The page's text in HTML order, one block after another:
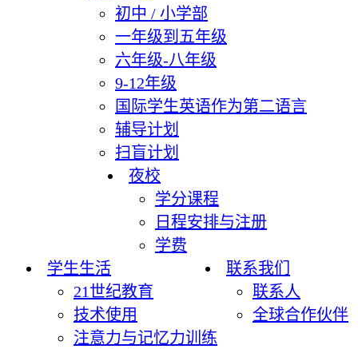
初中 / 小学部
一年级到五年级
六年级-八年级
9-12年级
国际学生英语作为第二语言
辅导计划
扫盲计划
夜校
学分课程
日程安排与注册
学费
学生生活
21世纪教育
技术使用
注意力与记忆力训练
联系我们
联系人
全球合作伙伴